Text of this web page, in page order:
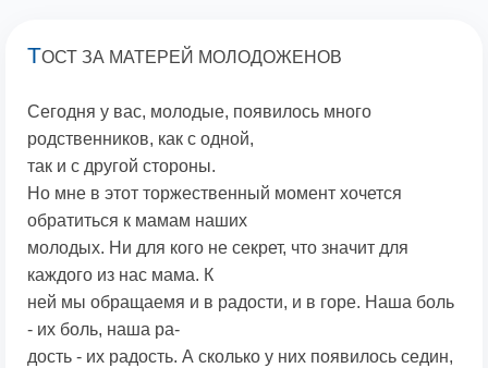
ТОСТ ЗА МАТЕРЕЙ МОЛОДОЖЕНОВ
Сегодня у вас, молодые, появилось много
родственников, как с одной,
так и с другой стороны.
Но мне в этот торжественный момент хочется
обратиться к мамам наших
молодых. Ни для кого не секрет, что значит для
каждого из нас мама. К
ней мы обращаемя и в радости, и в горе. Наша боль
- их боль, наша ра-
дость - их радость. А сколько у них появилось седин,